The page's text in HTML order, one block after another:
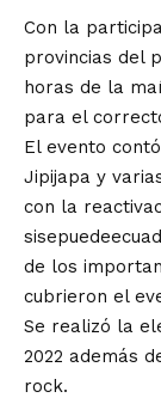
Con la
provincias del
horas de la
para el
El evento
Jipijapa y
con la
de los
cubrieron el
Se realizó la
2022 además
rock.